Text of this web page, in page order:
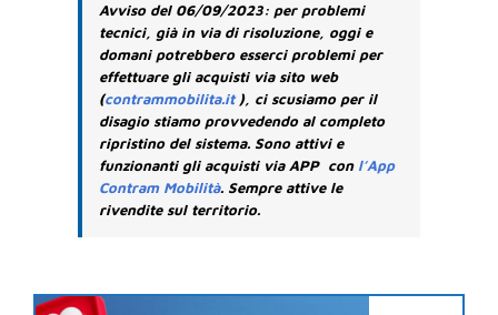
Avviso del 06/09/2023: per problemi
tecnici, già in via di risoluzione, oggi e
domani potrebbero esserci problemi per
effettuare gli acquisti via sito web
(contrammobilita.it), ci scusiamo per il
disagio stiamo provvedendo al completo
ripristino del sistema. Sono attivi e
funzionanti gli acquisti via APP con l’App
Contram Mobilità. Sempre attive le
rivendite sul territorio.